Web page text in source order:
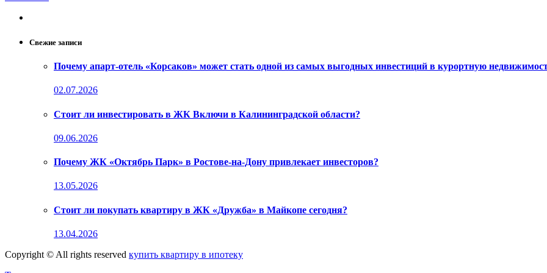
Свежие записи
Почему апарт-отель «Корсаков» может стать одной из самых выгодных инвестиций в курортную
02.07.2026
Стоит ли инвестировать в ЖК Включи в Калининградской области?
09.06.2026
Почему ЖК «Октябрь Парк» в Ростове-на-Дону привлекает инвесторов?
13.05.2026
Стоит ли покупать квартиру в ЖК «Дружба» в Майкопе сегодня?
13.04.2026
Copyright © All rights reserved купить квартиру в ипотеку